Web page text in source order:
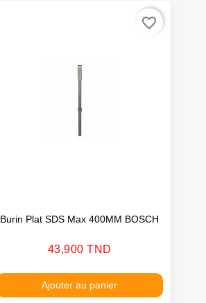
Burin Plat SDS Max 400MM BOSCH
Prix
43,900 TND
Ajouter au panier
favorite_border